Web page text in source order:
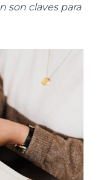
son claves para